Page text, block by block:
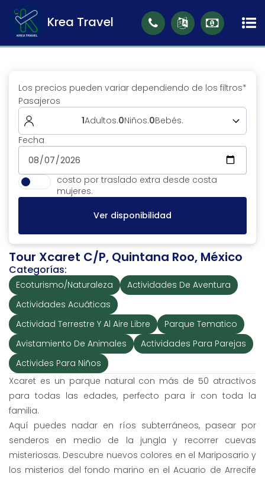
Krea Travel
Los precios pueden variar dependiendo de los filtros*
Pasajeros
1Adultos.0Niños.0Bebés.
Adultos (12 a 98)
Bebés (0 a 4)
0
Fecha
costo por traslado extra desde costa
mujeres.
Ver disponibilidad
Tour Xcaret C/P, Quintana Roo, México
Categorías:
Ecoturismo/Naturaleza
Actividades De Aventura
Actividades Acuáticas
Actividad Terrestre Y Al Aire Libre
Parque Tematico
Avistamiento De Animales
Actividades Para Parejas
Activides Para Niños
Xcaret es un parque natural con más de 50 atractivos
para todas las edades, perfecto para ir con toda la
familia.
Aquí puedes nadar en ríos subterráneos, pasear por
senderos en medio de la jungla y recorrer cuevas
misteriosas. Descubre nuevos colores en el Mariposario y
los misterios del fondo marino en el Acuario de Arrecife